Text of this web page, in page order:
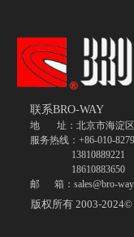
版权所有 2003-2024©
联系BRO-WAY
地 址：北京市海淀区
服务热线：+86-010-
13810889221
18610883650
邮 箱：sales@bro-